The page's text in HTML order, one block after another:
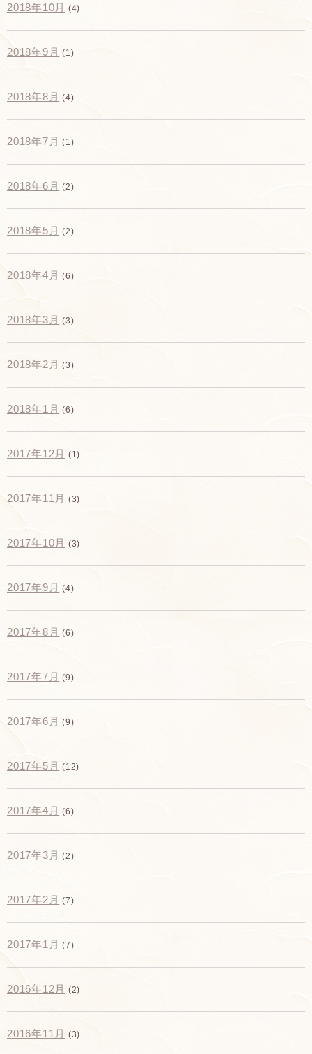
2018年10月 (4)
2018年9月 (1)
2018年8月 (4)
2018年7月 (1)
2018年6月 (2)
2018年5月 (2)
2018年4月 (6)
2018年3月 (3)
2018年2月 (3)
2018年1月 (6)
2017年12月 (1)
2017年11月 (3)
2017年10月 (3)
2017年9月 (4)
2017年8月 (6)
2017年7月 (9)
2017年6月 (9)
2017年5月 (12)
2017年4月 (6)
2017年3月 (2)
2017年2月 (7)
2017年1月 (7)
2016年12月 (2)
2016年11月 (3)